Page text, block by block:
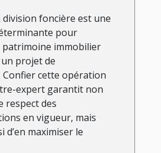
foncière est une
pour
immobilier
projet de
Confier cette opération
expert garantit non
respect des
en vigueur, mais
d’en maximiser le